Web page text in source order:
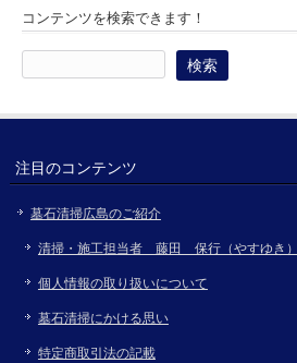
コンテンツを検索できます！
索:
注目のコンテンツ
墓石清掃広島のご紹介
清掃・施工担当者 藤田 保行（やすゆき）
個人情報の取り扱いについて
墓石清掃にかける思い
特定商取引法の記載